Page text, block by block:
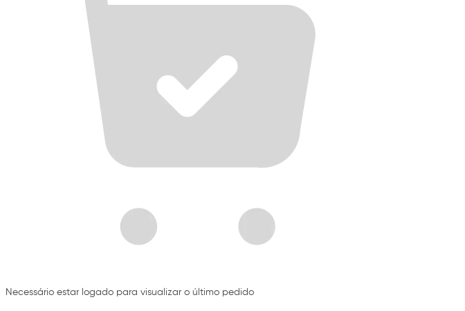
Necessário estar logado para visualizar o último pedido